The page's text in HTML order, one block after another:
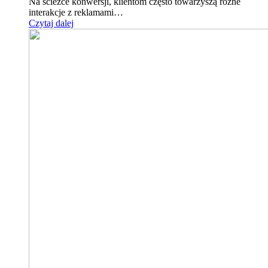
interakcje z reklamami…
Czytaj dalej